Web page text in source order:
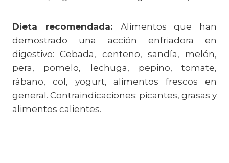
Dieta recomendada: Alimentos que han
demostrado una acción enfriadora en
digestivo: Cebada, centeno, sandía, melón,
pera, pomelo, lechuga, pepino, tomate,
rábano, col, yogurt, alimentos frescos en
general. Contraindicaciones: picantes, grasas y
alimentos calientes.